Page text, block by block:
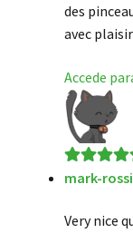
des
avec
Accede
Valorado
mark-
Very nice